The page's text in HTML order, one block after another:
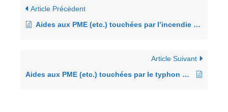
Article Précédent
Aides aux PME (etc.) touchées par l’incendie majeur d’Ofunato 2025
Article Suivant
Aides aux PME (etc.) touchées par le typhon 6 d’août 2023